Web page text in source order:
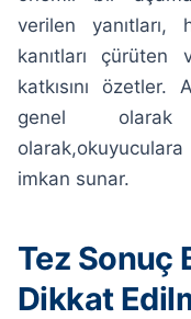
verilen
kanıtları çürüten
katkısını
genel olarak
imkan sunar.
Tez Sonuç
Dikkat